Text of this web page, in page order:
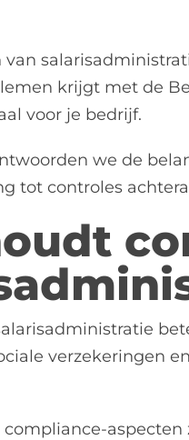
van
krijgt met de
voor je bedrijf.
we de
tot controles
verzekeringen
aspecten